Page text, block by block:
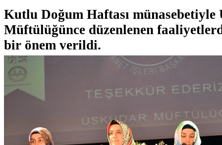
Kutlu Doğum Haftası münasebetiyle
Müftülüğünce düzenlenen
bir önem verildi.